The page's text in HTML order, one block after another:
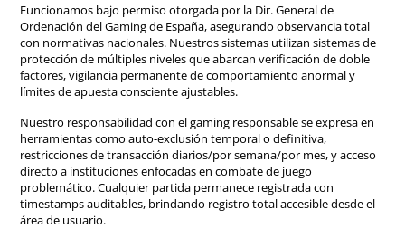
Funcionamos bajo permiso otorgada por la Dir. General de
Ordenación del Gaming de España, asegurando observancia total
con normativas nacionales. Nuestros sistemas utilizan sistemas de
protección de múltiples niveles que abarcan verificación de doble
factores, vigilancia permanente de comportamiento anormal y
límites de apuesta consciente ajustables.
Nuestro responsabilidad con el gaming responsable se expresa en
herramientas como auto-exclusión temporal o definitiva,
restricciones de transacción diarios/por semana/por mes, y acceso
directo a instituciones enfocadas en combate de juego
problemático. Cualquier partida permanece registrada con
timestamps auditables, brindando registro total accesible desde el
área de usuario.